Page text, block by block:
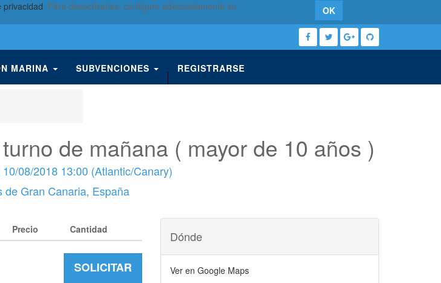
privacidad. Para desactivarlas, configure adecuadamente su
OK
MARINA SUBVENCIONES REGISTRARSE
de mañana ( mayor de 10 años )
10/08/2018 13:00 (Atlantic/Canary)
de Gran Canaria, España
Precio Cantidad
SOLICITAR
Dónde
Ver en Google Maps